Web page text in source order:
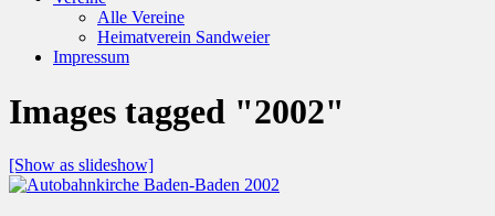
Alle Vereine
Heimatverein Sandweier
Impressum
Images tagged "2002"
[Show as slideshow]